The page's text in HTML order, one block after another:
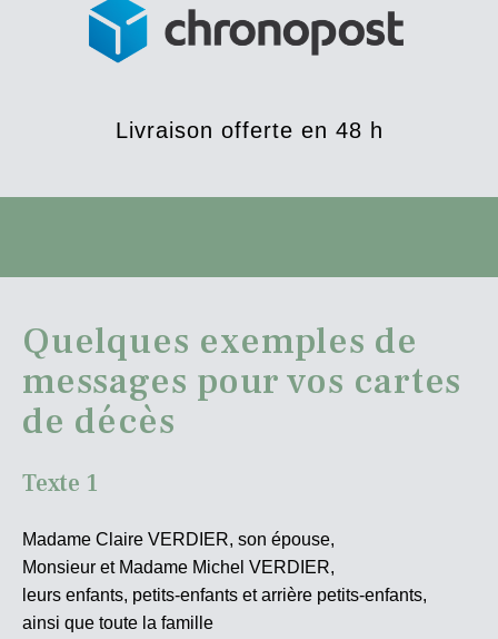
Livraison offerte en 48 h
Quelques exemples de
messages pour vos cartes
de décès
Texte 1
Madame Claire VERDIER, son épouse,
Monsieur et Madame Michel VERDIER,
leurs enfants, petits-enfants et arrière petits-enfants,
ainsi que toute la famille